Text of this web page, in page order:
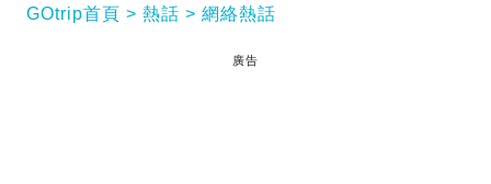
GOtrip首頁 熱話 網絡熱話
廣告